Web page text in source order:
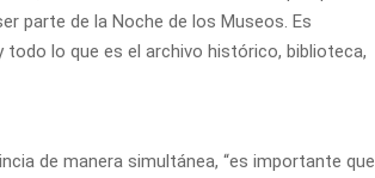
parte de la Noche de los Museos. Es
lo que es el archivo histórico, biblioteca,
de manera simultánea, “es importante que